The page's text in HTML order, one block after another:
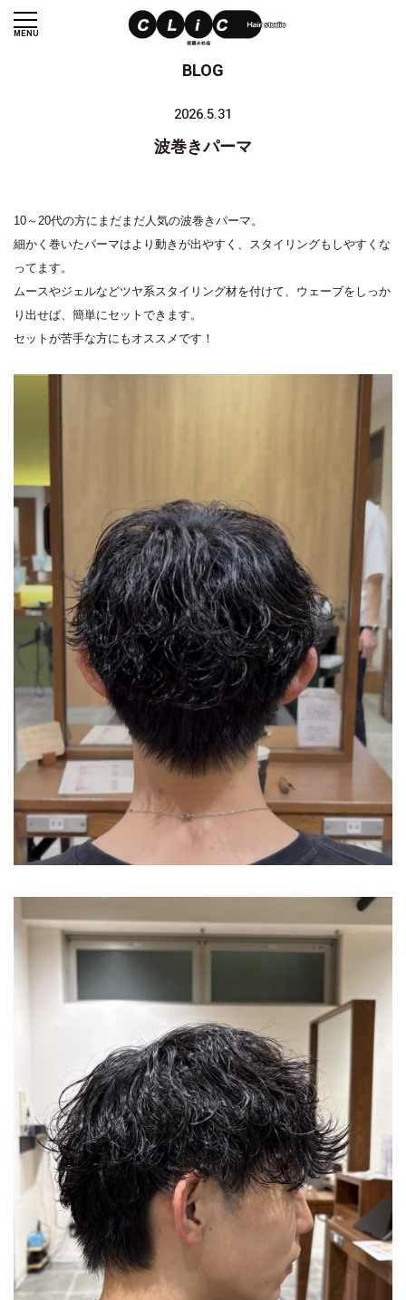
MENU
BLOG
2026.5.31
波巻きパーマ
10～20代の方にまだまだ人気の波巻きパーマ。
細かく巻いたパーマはより動きが出やすく、スタイリングもしやすくな
ってます。
ムースやジェルなどツヤ系スタイリング材を付けて、ウェーブをしっか
り出せば、簡単にセットできます。
セットが苦手な方にもオススメです！